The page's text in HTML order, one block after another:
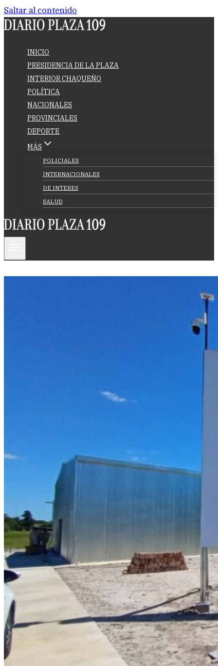
Saltar al contenido
INICIO
PRESIDENCIA DE LA PLAZA
INTERIOR CHAQUEÑO
POLÍTICA
NACIONALES
PROVINCIALES
DEPORTE
MÁS
POLICIALES
INTERNACIONALES
DE INTERES
SALUD